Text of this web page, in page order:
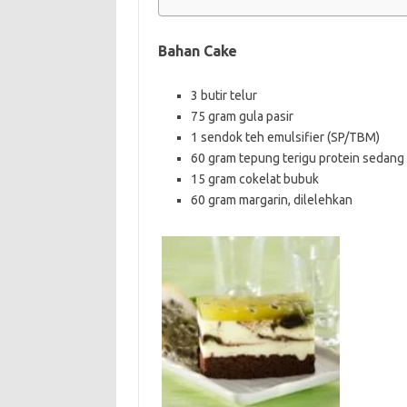
Bahan Cake
3 butir telur
75 gram gula pasir
1 sendok teh emulsifier (SP/TBM)
60 gram tepung terigu protein sedang
15 gram cokelat bubuk
60 gram margarin, dilelehkan